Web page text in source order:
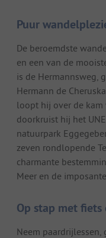
Puur
De beroemdste
en een van de
is de Hermannsweg,
Hermann de
loopt hij over de kam
doorkruist hij het
natuurpark
zeven rondlopende
charmante
Meer en de
Op stap met fiets
Neem